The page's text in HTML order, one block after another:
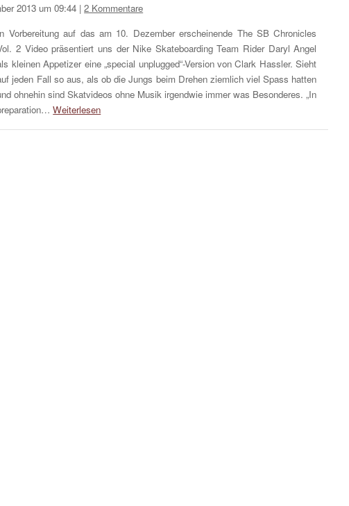
2013 um 09:44 |2 Kommentare
Vorbereitung auf das am 10. Dezember erscheinende The SB Chronicles
2 Video präsentiert uns der Nike Skateboarding Team Rider Daryl Angel
kleinen Appetizer eine „special unplugged“-Version von Clark Hassler. Sieht
jeden Fall so aus, als ob die Jungs beim Drehen ziemlich viel Spass hatten
ohnehin sind Skatvideos ohne Musik irgendwie immer was Besonderes. „In
Weiterlesen